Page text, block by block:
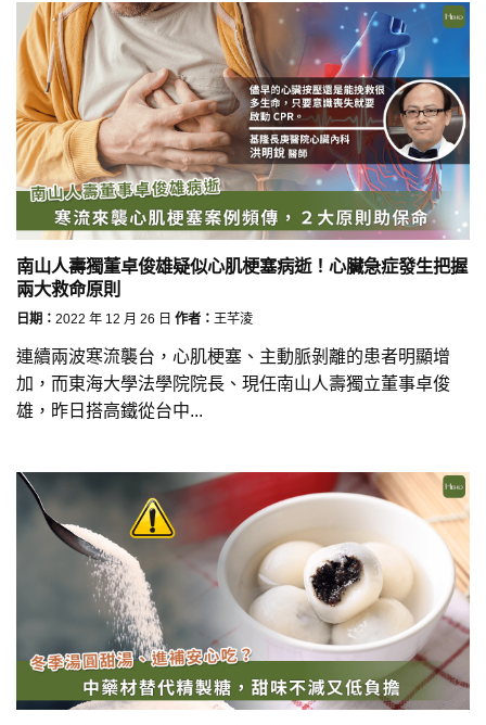
南山人壽獨董卓俊雄疑似心肌梗塞病逝！心臟急症發生把握
兩大救命原則
日期： 2022 年 12 月 26 日 作者： 王芊淩
連續兩波寒流襲台，心肌梗塞、主動脈剝離的患者明顯增
加，而東海大學法學院院長、現任南山人壽獨立董事卓俊
雄，昨日搭高鐵從台中...